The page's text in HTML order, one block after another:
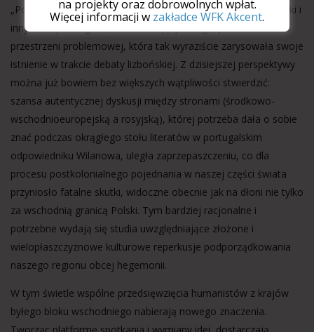
„Porównania” stały się swego rodzaju forum uczonych z Polski i
innych krajów regionu, umożliwiającym zagospodarowanie
przestrzeni problemowej, która tak wyraziście zarysowała swoje
istnienie w trakcie debaty lizbońskiej. Z dzisiejszej perspektywy
można już bowiem bez większych wątpliwości stwierdzić:
szansa autentycznej dyskusji między stronami (środkowo-
wschodnioeuropejską a rosyjską), której potrzeba dała o sobie
znać podczas okrągłego stołu literatów w portugalskim
odpowiedniku Wilanowa, uległa zaprzepaszczeniu, co dla
procesu postkolonialnego pojednania w naszej części świata
przyniosło fatalne skutki, widoczne obecnie jak na dłoni nie tylko
za wschodnią granicą Polski. Tym bardziej racjonalne i
potrzebne wydają się studia uwzględniające złożone i
wielopłaszczyznowe kulturowe reperkusje podporządkowania
naszego regionu obcej hegemonii.
W tym świetle wspólne przedsięwzięcia humanistów z krajów
byłego bloku wschodniego nabierają nowego znaczenia.
na projekty oraz dobrowolnych wpłat.
Więcej informacji w zakładce WFK Akcent.